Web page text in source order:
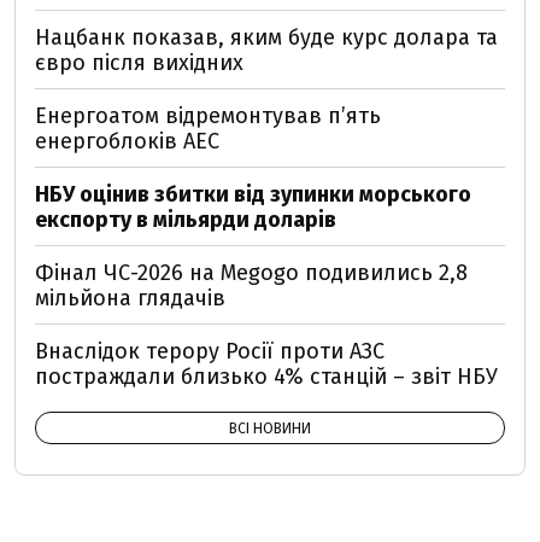
Нацбанк показав, яким буде курс долара та
євро після вихідних
Енергоатом відремонтував п’ять
енергоблоків АЕС
НБУ оцінив збитки від зупинки морського
експорту в мільярди доларів
Фінал ЧС-2026 на Megogo подивились 2,8
мільйона глядачів
Внаслідок терору Росії проти АЗС
постраждали близько 4% станцій – звіт НБУ
ВСІ НОВИНИ